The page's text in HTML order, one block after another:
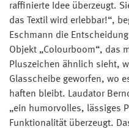
raffinierte Idee überzeugt.
das Textil wird erlebbar!“,
Eschmann die
Objekt „Colourboom“, das
Pluszeichen ähnlich sieht,
Glasscheibe geworfen, wo
haften bleibt. Laudator
„ein humorvolles, lässiges
Funktionalität überzeugt.